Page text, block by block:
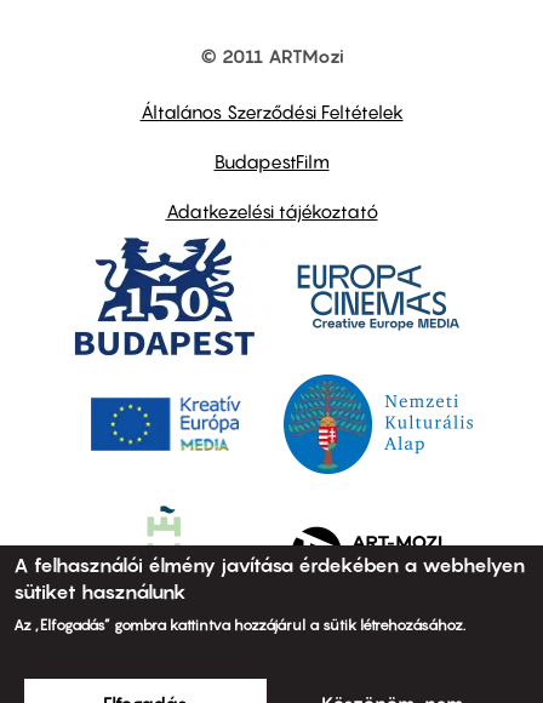
© 2011 ARTMozi
Általános Szerződési Feltételek
BudapestFilm
Adatkezelési tájékoztató
A felhasználói élmény javítása érdekében a webhelyen
sütiket használunk
Az „Elfogadás” gombra kattintva hozzájárul a sütik létrehozásához.